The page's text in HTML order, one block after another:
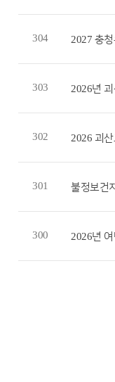
304 2027 충
303 2026년
302 2026 괴
301 불정보건
300 2026년 여